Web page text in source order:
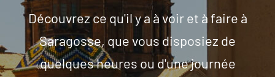
Blog
Conact
Découvrez ce qu'il y a à voir et à faire à
Saragosse, que vous disposiez de
quelques heures ou d'une journée